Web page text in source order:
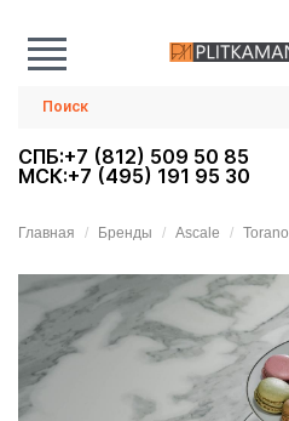
СПБ:+7 (812) 509 50 85
МСК:+7 (495) 191 95 30
Главная Бренды Ascale Torano